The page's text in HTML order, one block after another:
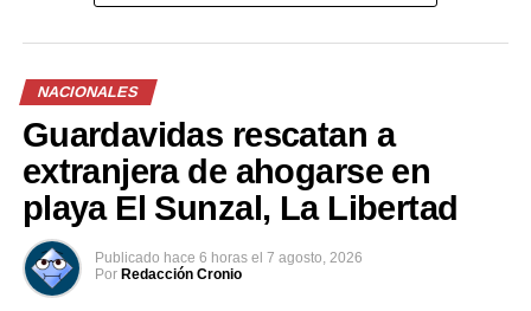
NACIONALES
Guardavidas rescatan a
extranjera de ahogarse en
playa El Sunzal, La Libertad
Publicado hace 6 horas el 7 agosto, 2026
Por Redacción Cronio